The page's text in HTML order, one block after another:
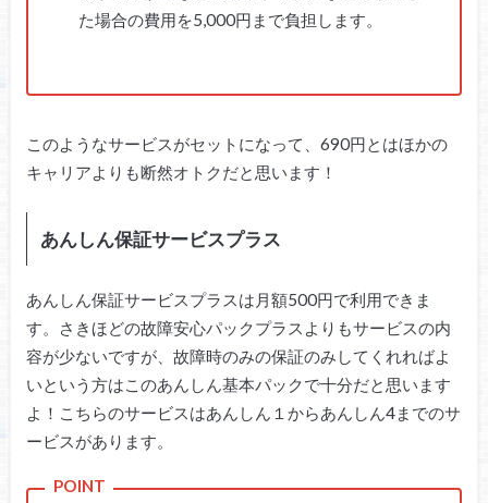
た場合の費用を5,000円まで負担します。
このようなサービスがセットになって、690円とはほかの
キャリアよりも断然オトクだと思います！
あんしん保証サービスプラス
あんしん保証サービスプラスは月額500円で利用できま
す。さきほどの故障安心パックプラスよりもサービスの内
容が少ないですが、故障時のみの保証のみしてくれればよ
いという方はこのあんしん基本パックで十分だと思います
よ！こちらのサービスはあんしん１からあんしん4までのサ
ービスがあります。